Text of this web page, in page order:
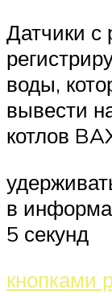
Датчики с
воды,
вывести
котлов
в
5 секунд
кнопками